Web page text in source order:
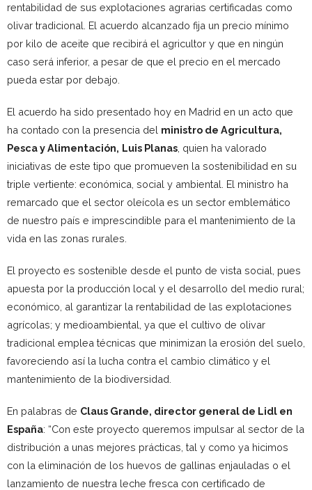
rentabilidad de sus explotaciones agrarias certificadas como
olivar tradicional. El acuerdo alcanzado fija un precio mínimo
por kilo de aceite que recibirá el agricultor y que en ningún
caso será inferior, a pesar de que el precio en el mercado
pueda estar por debajo.
El acuerdo ha sido presentado hoy en Madrid en un acto que
ha contado con la presencia del ministro de Agricultura,
Pesca y Alimentación, Luis Planas , quien ha valorado
iniciativas de este tipo que promueven la sostenibilidad en su
triple vertiente: económica, social y ambiental. El ministro ha
remarcado que el sector oleícola es un sector emblemático
de nuestro país e imprescindible para el mantenimiento de la
vida en las zonas rurales.
El proyecto es sostenible desde el punto de vista social, pues
apuesta por la producción local y el desarrollo del medio rural;
económico, al garantizar la rentabilidad de las explotaciones
agrícolas; y medioambiental, ya que el cultivo de olivar
tradicional emplea técnicas que minimizan la erosión del suelo,
favoreciendo así la lucha contra el cambio climático y el
mantenimiento de la biodiversidad.
En palabras de Claus Grande, director general de Lidl en
España: “Con este proyecto queremos impulsar al sector de la
distribución a unas mejores prácticas, tal y como ya hicimos
con la eliminación de los huevos de gallinas enjauladas o el
lanzamiento de nuestra leche fresca con certificado de